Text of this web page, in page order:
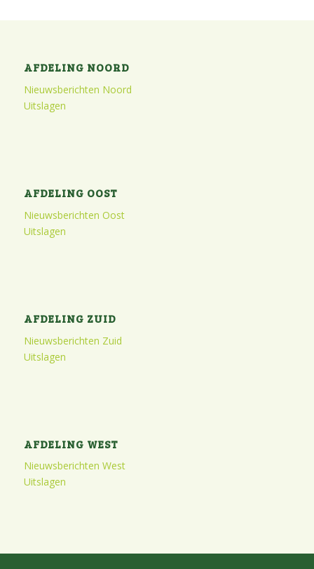
AFDELING NOORD
Nieuwsberichten Noord
Uitslagen
AFDELING OOST
Nieuwsberichten Oost
Uitslagen
AFDELING ZUID
Nieuwsberichten Zuid
Uitslagen
AFDELING WEST
Nieuwsberichten West
Uitslagen